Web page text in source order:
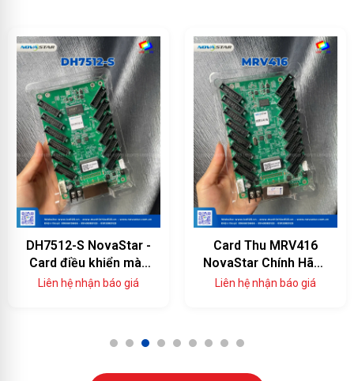
DH7512-S NovaStar -
Card điều khiển màn
hình LED 12 cổng
Liên hệ nhận báo giá
Card Thu MRV416
NovaStar Chính Hãng
— 16 Cổng HUB75E,
Liên hệ nhận báo giá
1 2 3 4 5 6 7 8 9